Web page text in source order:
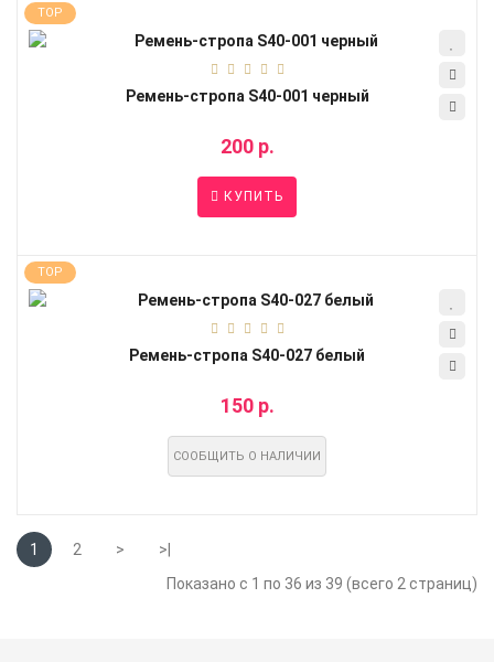
TOP
Ремень-стропа S40-001 черный
200 р.
КУПИТЬ
TOP
Ремень-стропа S40-027 белый
150 р.
СООБЩИТЬ О НАЛИЧИИ
1 2 >
>|
Показано с 1 по 36 из 39 (всего 2 страниц)